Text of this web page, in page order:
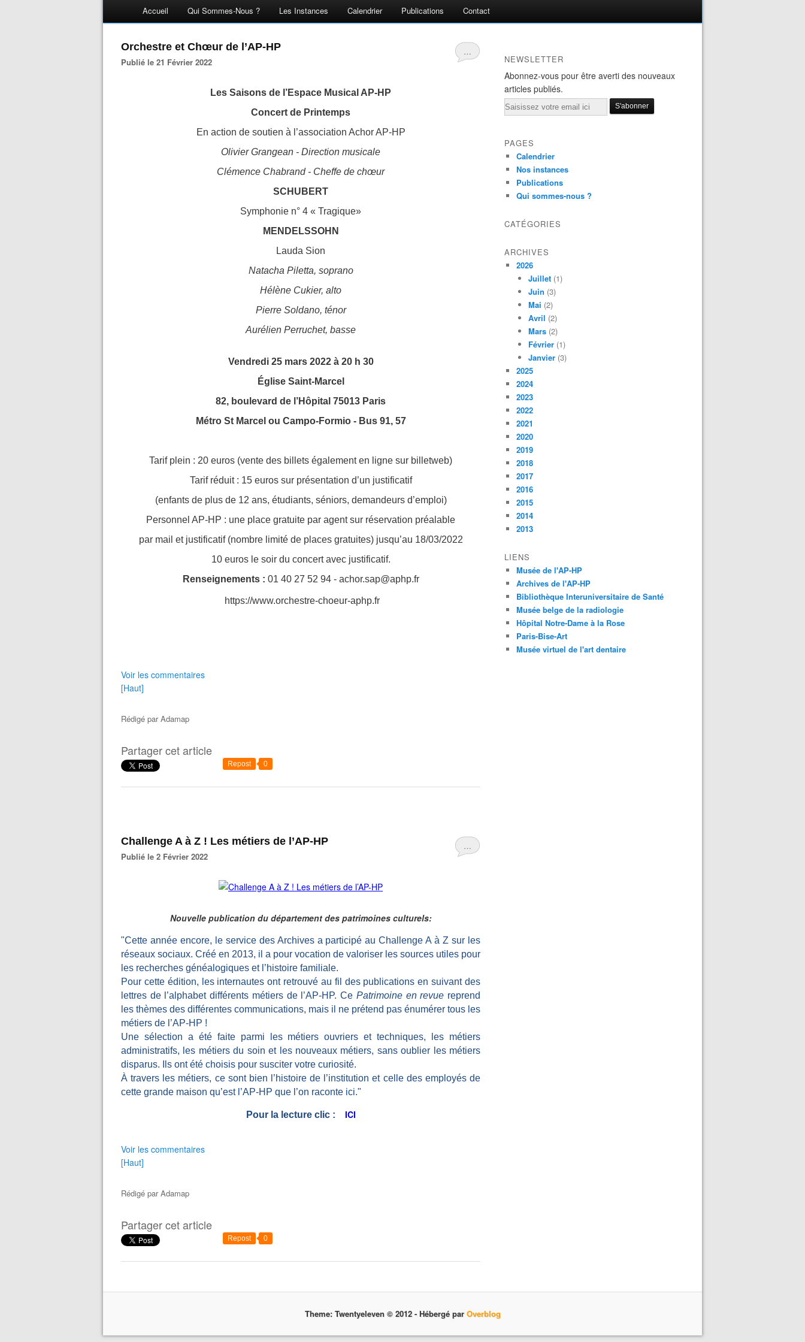
Accueil Qui Sommes-Nous ? Les Instances Calendrier Publications Contact
…
Orchestre et Chœur de l’AP-HP
Publié le 21 Février 2022
Les Saisons de l’Espace Musical AP-HP
Concert de Printemps
En action de soutien à l’association Achor AP-HP
Olivier Grangean - Direction musicale
Clémence Chabrand - Cheffe de chœur
SCHUBERT
Symphonie n° 4 « Tragique»
MENDELSSOHN
Lauda Sion
Natacha Piletta, soprano
Hélène Cukier, alto
Pierre Soldano, ténor
Aurélien Perruchet, basse
Vendredi 25 mars 2022 à 20 h 30
Église Saint-Marcel
82, boulevard de l’Hôpital 75013 Paris
Métro St Marcel ou Campo-Formio - Bus 91, 57
Tarif plein : 20 euros (vente des billets également en ligne sur billetweb)
Tarif réduit : 15 euros sur présentation d’un justificatif
(enfants de plus de 12 ans, étudiants, séniors, demandeurs d’emploi)
Personnel AP-HP : une place gratuite par agent sur réservation préalable
par mail et justificatif (nombre limité de places gratuites) jusqu’au 18/03/2022
10 euros le soir du concert avec justificatif.
Renseignements : 01 40 27 52 94 - achor.sap@aphp.fr
https://www.orchestre-choeur-aphp.fr
Voir les commentaires
[Haut]
Rédigé parAdamap
Partager cet article
Repost 0
…
Challenge A à Z ! Les métiers de l’AP-HP
Publié le 2 Février 2022
Nouvelle publication du département des patrimoines culturels:
"Cette année encore, le service des Archives a participé au Challenge A à Z sur les
réseaux sociaux. Créé en 2013, il a pour vocation de valoriser les sources utiles pour
les recherches généalogiques et l’histoire familiale.
Pour cette édition, les internautes ont retrouvé au fil des publications en suivant des
lettres de l’alphabet différents métiers de l’AP-HP. Ce Patrimoine en revue reprend
les thèmes des différentes communications, mais il ne prétend pas énumérer tous les
métiers de l’AP-HP !
Une sélection a été faite parmi les métiers ouvriers et techniques, les métiers
administratifs, les métiers du soin et les nouveaux métiers, sans oublier les métiers
disparus. Ils ont été choisis pour susciter votre curiosité.
À travers les métiers, ce sont bien l’histoire de l’institution et celle des employés de
cette grande maison qu’est l’AP-HP que l’on raconte ici."
Pour la lecture clic : ICI
Voir les commentaires
[Haut]
Rédigé parAdamap
Partager cet article
Repost 0
NEWSLETTER
Abonnez-vous pour être averti des nouveaux
articles publiés.
Email
PAGES
Calendrier
Nos instances
Publications
Qui sommes-nous ?
CATÉGORIES
ARCHIVES
2026
Juillet (1)
Juin (3)
Mai (2)
Avril (2)
Mars (2)
Février (1)
Janvier (3)
2025
2024
2023
2022
2021
2020
2019
2018
2017
2016
2015
2014
2013
LIENS
Musée de l'AP-HP
Archives de l'AP-HP
Bibliothèque Interuniversitaire de Santé
Musée belge de la radiologie
Hôpital Notre-Dame à la Rose
Paris-Bise-Art
Musée virtuel de l'art dentaire
Theme: Twentyeleven © 2012 - Hébergé par Overblog